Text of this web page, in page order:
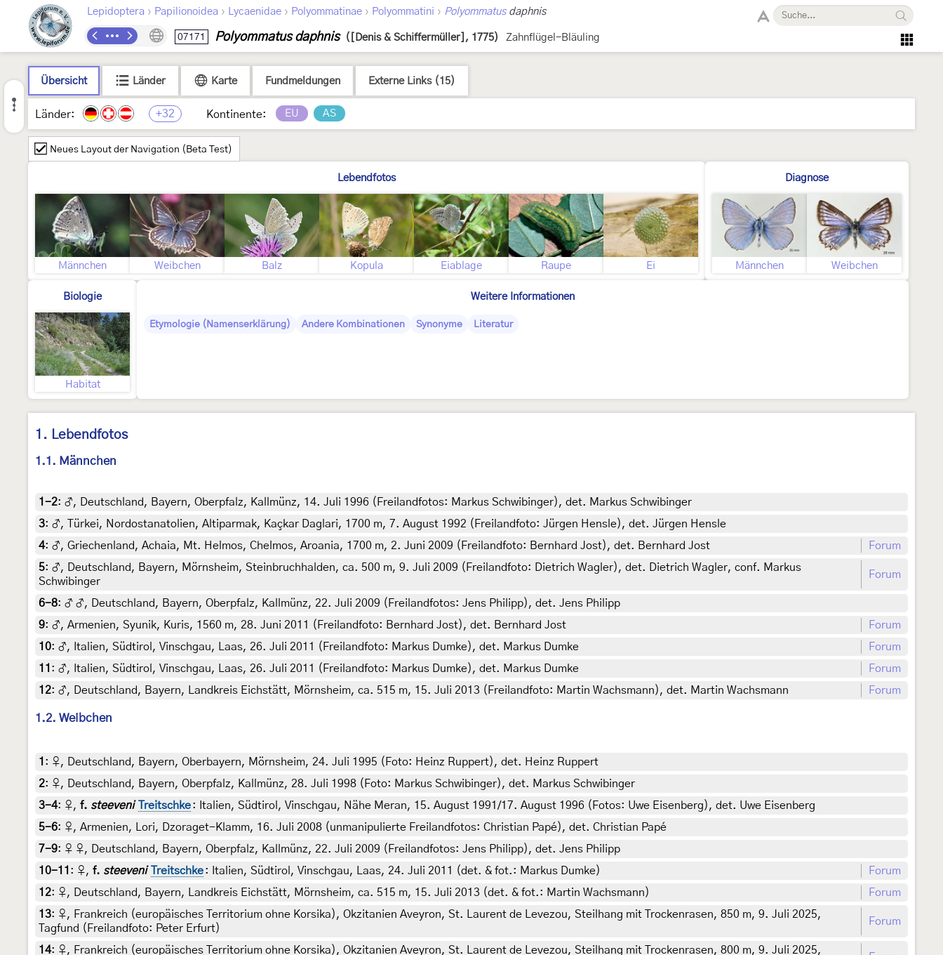
Lepidoptera › Papilionoidea › Lycaenidae › Polyommatinae › Polyommatini › Polyommatusdaphnis
07171 Polyommatus daphnis ([Denis & Schiffermüller], 1775) Zahnflügel-Bläuling
Übersicht Länder Karte Fundmeldungen Externe Links (15)
Länder: +32 Kontinente: EU AS
Neues Layout der Navigation (Beta Test)
Lebendfotos
Männchen Weibchen Balz Kopula Eiablage Raupe Ei
Diagnose
Männchen Weibchen
Biologie
Habitat
Weitere Informationen
Etymologie (Namenserklärung) Andere Kombinationen Synonyme Literatur
1. Lebendfotos
1.1. Männchen
1-2: ♂, Deutschland, Bayern, Oberpfalz, Kallmünz, 14. Juli 1996 (Freilandfotos: Markus Schwibinger), det. Markus Schwibinger
3: ♂, Türkei, Nordostanatolien, Altiparmak, Kaçkar Daglari, 1700 m, 7. August 1992 (Freilandfoto: Jürgen Hensle), det. Jürgen Hensle
4: ♂, Griechenland, Achaia, Mt. Helmos, Chelmos, Aroania, 1700 m, 2. Juni 2009 (Freilandfoto: Bernhard Jost), det. Bernhard Jost
Forum
5: ♂, Deutschland, Bayern, Mörnsheim, Steinbruchhalden, ca. 500 m, 9. Juli 2009 (Freilandfoto: Dietrich Wagler), det. Dietrich Wagler, conf. Markus
Schwibinger
Forum
6-8: ♂ ♂, Deutschland, Bayern, Oberpfalz, Kallmünz, 22. Juli 2009 (Freilandfotos: Jens Philipp), det. Jens Philipp
9: ♂, Armenien, Syunik, Kuris, 1560 m, 28. Juni 2011 (Freilandfoto: Bernhard Jost), det. Bernhard Jost
Forum
10: ♂, Italien, Südtirol, Vinschgau, Laas, 26. Juli 2011 (Freilandfoto: Markus Dumke), det. Markus Dumke
Forum
11 : ♂, Italien, Südtirol, Vinschgau, Laas, 26. Juli 2011 (Freilandfoto: Markus Dumke), det. Markus Dumke
Forum
12: ♂, Deutschland, Bayern, Landkreis Eichstätt, Mörnsheim, ca. 515 m, 15. Juli 2013 (Freilandfoto: Martin Wachsmann), det. Martin Wachsmann Forum
1.2. Weibchen
1 : ♀, Deutschland, Bayern, Oberbayern, Mörnsheim, 24. Juli 1995 (Foto: Heinz Ruppert), det. Heinz Ruppert
2: ♀, Deutschland, Bayern, Oberpfalz, Kallmünz, 28. Juli 1998 (Foto: Markus Schwibinger), det. Markus Schwibinger
3-4: ♀, f. steeveni Treitschke: Italien, Südtirol, Vinschgau, Nähe Meran, 15. August 1991/17. August 1996 (Fotos: Uwe Eisenberg), det. Uwe Eisenberg
5-6: ♀, Armenien, Lori, Dzoraget-Klamm, 16. Juli 2008 (unmanipulierte Freilandfotos: Christian Papé), det. Christian Papé
7-9: ♀ ♀, Deutschland, Bayern, Oberpfalz, Kallmünz, 22. Juli 2009 (Freilandfotos: Jens Philipp), det. Jens Philipp
10-11 : ♀, f. steeveni Treitschke: Italien, Südtirol, Vinschgau, Laas, 24. Juli 2011 (det. & fot.: Markus Dumke)
Forum
12: ♀, Deutschland, Bayern, Landkreis Eichstätt, Mörnsheim, ca. 515 m, 15. Juli 2013 (det. & fot.: Martin Wachsmann)
Forum
13: ♀, Frankreich (europäisches Territorium ohne Korsika), Okzitanien Aveyron, St. Laurent de Levezou, Steilhang mit Trockenrasen, 850 m, 9. Juli 2025,
Tagfund (Freilandfoto: Peter Erfurt)
Forum
14: ♀, Frankreich (europäisches Territorium ohne Korsika), Okzitanien Aveyron, St. Laurent de Levezou, Steilhang mit Trockenrasen, 800 m, 9. Juli 2025,